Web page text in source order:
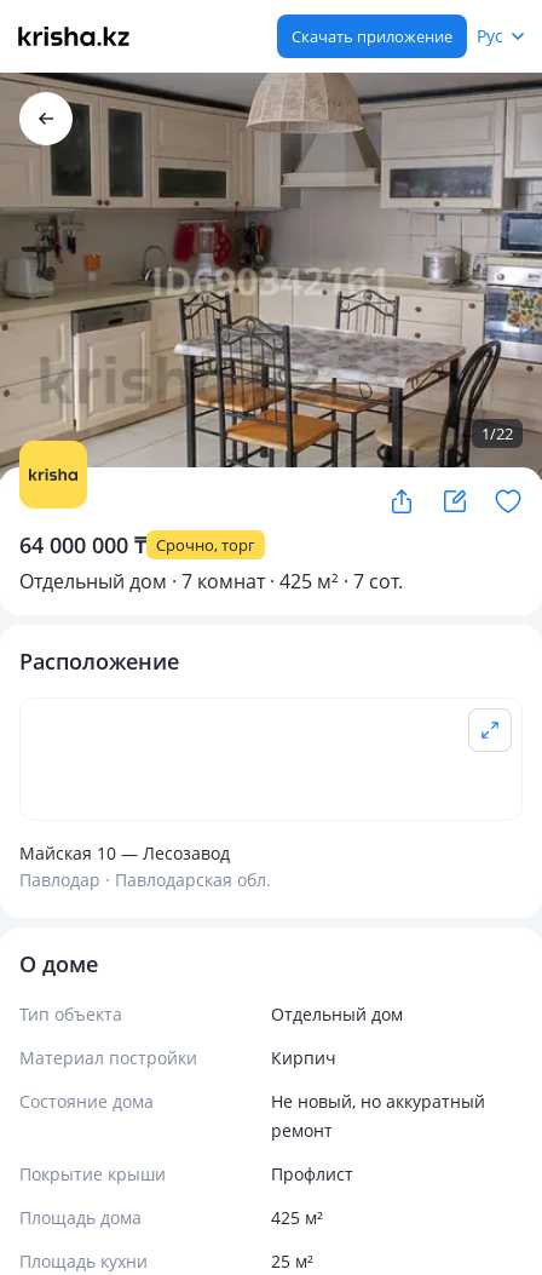
Скачать приложение Рус
1/22
64 000 000 ₸ Срочно, торг
Отдельный дом · 7 комнат · 425 м² · 7 сот.
Расположение
Майская 10 — Лесозавод
Павлодар · Павлодарская обл.
О доме
Тип объекта
Отдельный дом
Материал постройки
Кирпич
Состояние дома
Не новый, но аккуратный
ремонт
Покрытие крыши
Профлист
Площадь дома
425 м²
Площадь кухни
25 м²